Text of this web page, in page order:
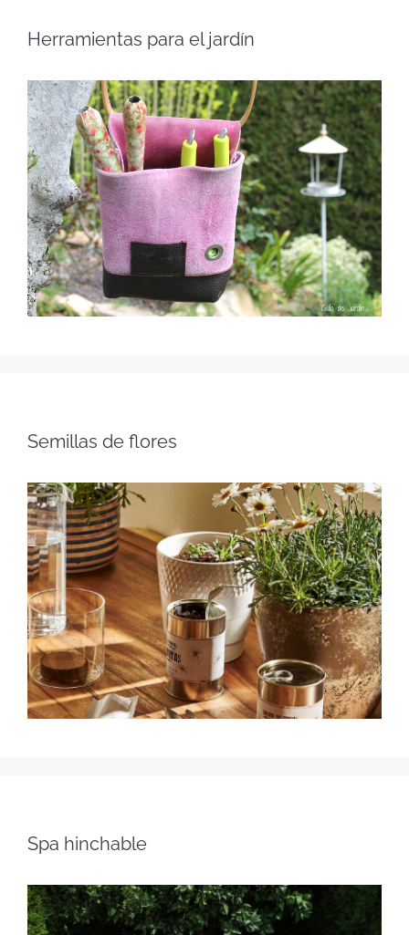
Herramientas para el jardín
Semillas de flores
Spa hinchable